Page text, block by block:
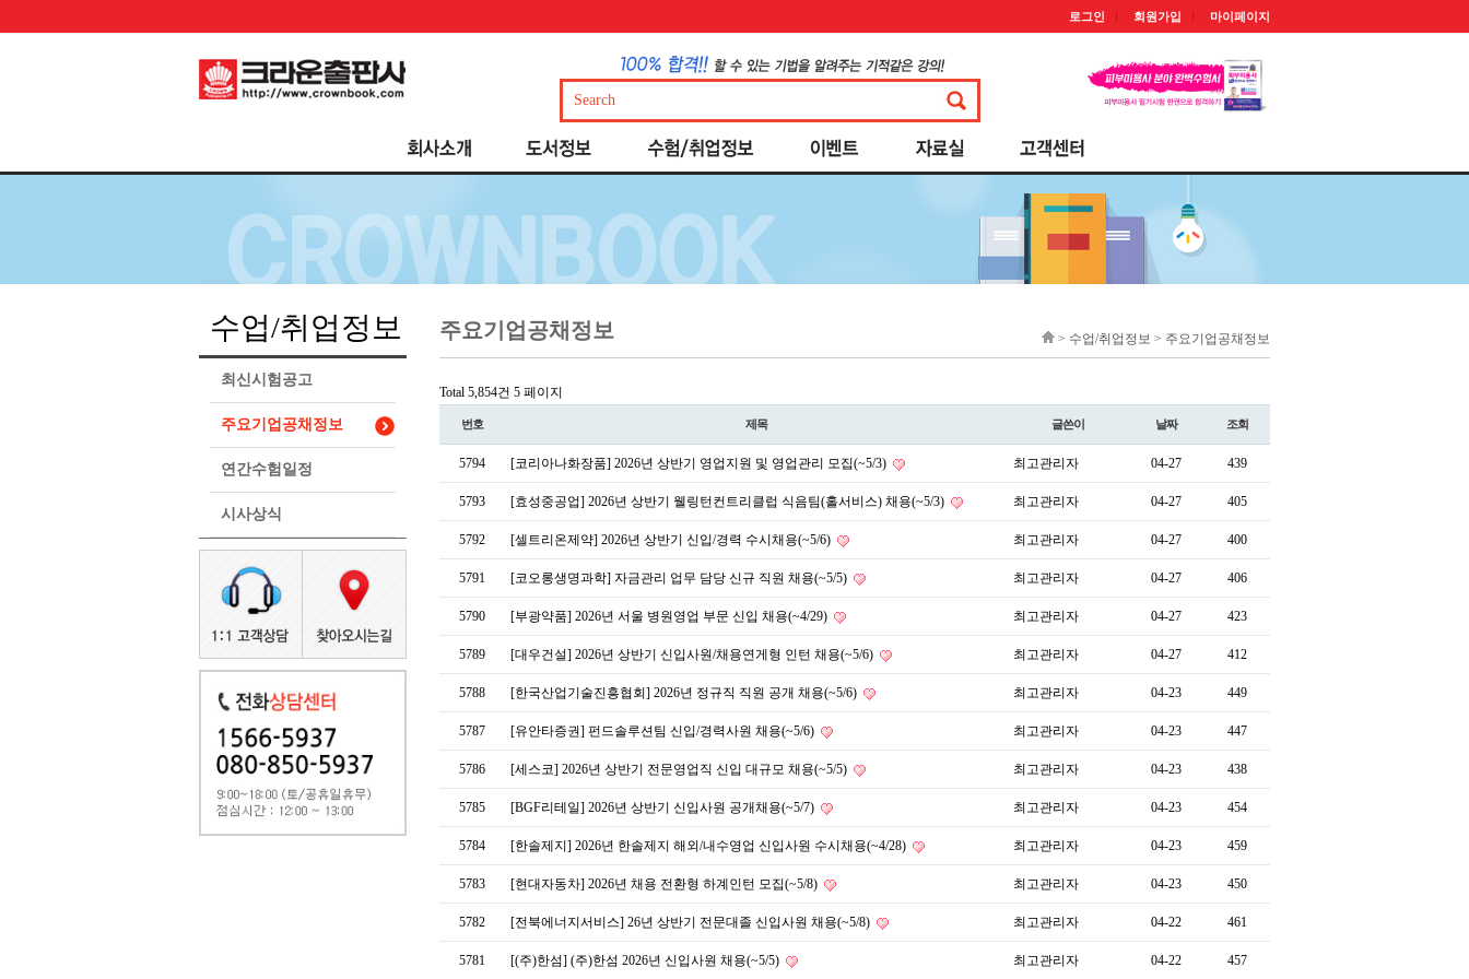
로그인 회원가입 마이페이지
수업/취업정보
최신시험공고
주요기업공채정보
연간수험일정
시사상식
주요기업공채정보 > 수업/취업정보 > 주요기업공채정보
Total 5,854건 5 페이지
번호 제목 글쓴이 날짜 조회
5794 [코리아나화장품] 2026년 상반기 영업지원 및 영업관리 모집(~5/3) 최고관리자 04-27 439
5793 [효성중공업] 2026년 상반기 웰링턴컨트리클럽 식음팀(홀서비스) 채용(~5/3) 최고관리자 04-27 405
5792 [셀트리온제약] 2026년 상반기 신입/경력 수시채용(~5/6) 최고관리자 04-27 400
5791 [코오롱생명과학] 자금관리 업무 담당 신규 직원 채용(~5/5) 최고관리자 04-27 406
5790 [부광약품] 2026년 서울 병원영업 부문 신입 채용(~4/29) 최고관리자 04-27 423
5789 [대우건설] 2026년 상반기 신입사원/채용연게형 인턴 채용(~5/6) 최고관리자 04-27 412
5788 [한국산업기술진흥협회] 2026년 정규직 직원 공개 채용(~5/6) 최고관리자 04-23 449
5787 [유안타증권] 펀드솔루션팀 신입/경력사원 채용(~5/6) 최고관리자 04-23 447
5786 [세스코] 2026년 상반기 전문영업직 신입 대규모 채용(~5/5) 최고관리자 04-23 438
5785 [BGF리테일] 2026년 상반기 신입사원 공개채용(~5/7) 최고관리자 04-23 454
5784 [한솔제지] 2026년 한솔제지 해외/내수영업 신입사원 수시채용(~4/28) 최고관리자 04-23 459
5783 [현대자동차] 2026년 채용 전환형 하계인턴 모집(~5/8) 최고관리자 04-23 450
5782 [전북에너지서비스] 26년 상반기 전문대졸 신입사원 채용(~5/8) 최고관리자 04-22 461
5781 [(주)한섬] (주)한섬 2026년 신입사원 채용(~5/5) 최고관리자 04-22 457